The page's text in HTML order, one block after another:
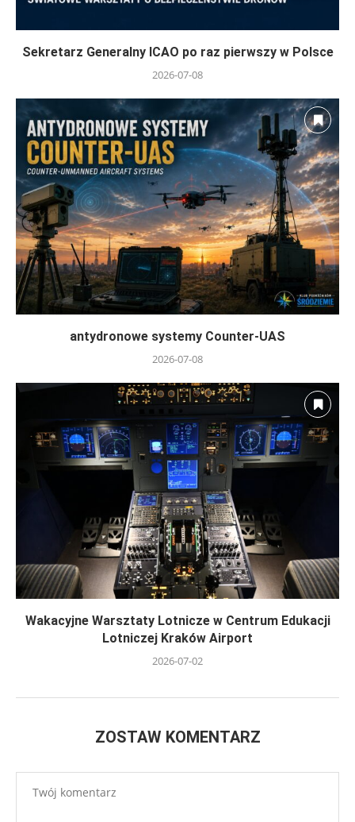
Sekretarz Generalny ICAO po raz pierwszy w Polsce
2026-07-08
antydronowe systemy Counter-UAS
2026-07-08
Wakacyjne Warsztaty Lotnicze w Centrum Edukacji
Lotniczej Kraków Airport
2026-07-02
ZOSTAW KOMENTARZ